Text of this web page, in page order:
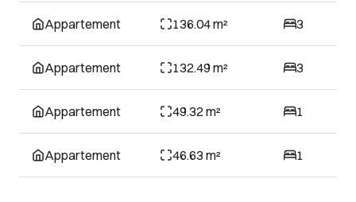
Appartement 136.04 m² 3
Appartement 132.49 m² 3
Appartement 49.32 m² 1
Appartement 46.63 m² 1